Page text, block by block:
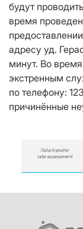
будут
время
адресу уд.
минут. Во
экстренным
по телефону:
причинённые